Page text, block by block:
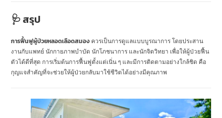
🩺 สรุป
การฟื้นฟูผู้ป่วยหลอดเลือดสมอง ควรเป็นการดูแลแบบบูรณาการ โดยประสาน
งานกับแพทย์ นักกายภาพบำบัด นักโภชนาการ และนักจิตวิทยา เพื่อให้ผู้ป่วยฟื้น
ตัวได้ดีที่สุด การเริ่มต้นการฟื้นฟูตั้งแต่เนิ่น ๆ และมีการติดตามอย่างใกล้ชิด คือ
กุญแจสำคัญที่จะช่วยให้ผู้ป่วยกลับมาใช้ชีวิตได้อย่างมีคุณภาพ